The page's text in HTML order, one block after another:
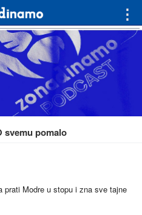
⋮
svemu pomalo
Modre u stopu i zna sve tajne